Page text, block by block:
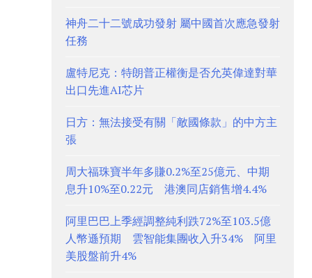
神舟二十二號成功發射 屬中國首次應急發射
任務
盧特尼克：特朗普正權衡是否允英偉達對華
出口先進AI芯片
日方：無法接受有關「敵國條款」的中方主
張
周大福珠寶半年多賺0.2%至25億元、中期
息升10%至0.22元 港澳同店銷售增4.4%
阿里巴巴上季經調整純利跌72%至103.5億
人幣遜預期 雲智能集團收入升34% 阿里
美股盤前升4%